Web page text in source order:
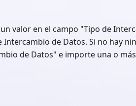
valor en el campo "Tipo de
Intercambio de Datos. Si no hay
de Datos" e importe una o